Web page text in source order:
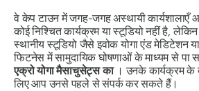
वे केप टाउन में जगह-जगह अस्थायी
कोई निश्चित कार्यक्रम या स्टूडियो नहीं है,
स्थानीय स्टूडियो जैसे इवोक योगा एंड मेडिटेशन
फिटनेस में सामुदायिक घोषणाओं के माध्यम से
एक्रो योगा मैसाचुसेट्स का । उनके कार्यक्रम के
लिए आप उनसे पहले से संपर्क कर सकते हैं।